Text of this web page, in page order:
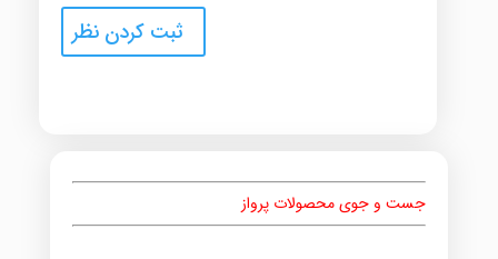
جست و جوی محصولات پرواز